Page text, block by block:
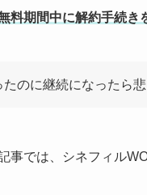
料期間中に解約手続き
たのに継続になったら
事では、シネフィル